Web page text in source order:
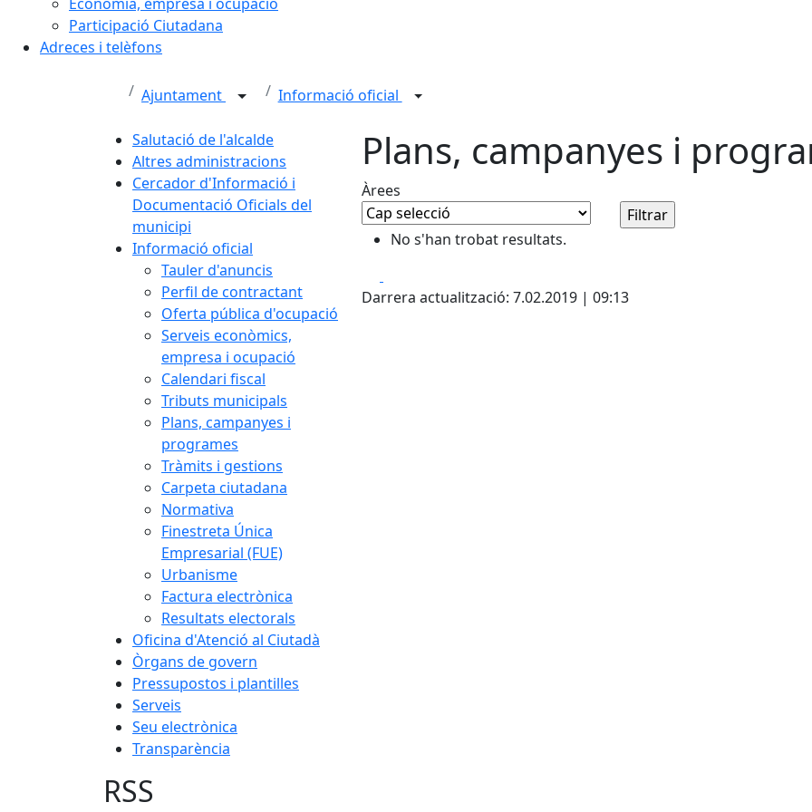
Participació Ciutadana
Adreces i telèfons
Ajuntament Informació oficial
Salutació de l'alcalde
Altres administracions
Cercador d'Informació i
Documentació Oficials del
municipi
Informació oficial
Tauler d'anuncis
Perfil de contractant
Oferta pública d'ocupació
Serveis econòmics,
empresa i ocupació
Calendari fiscal
Tributs municipals
Plans, campanyes i
programes
Tràmits i gestions
Carpeta ciutadana
Normativa
Finestreta Única
Empresarial (FUE)
Urbanisme
Factura electrònica
Resultats electorals
Oficina d'Atenció al Ciutadà
Òrgans de govern
Pressupostos i plantilles
Serveis
Seu electrònica
Transparència
Plans, campanyes i
Àrees
No s'han trobat resultats.
Darrera actualització: 7.02.2019 | 09:13
RSS